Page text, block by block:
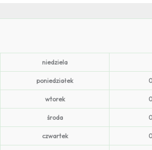
niedziela
poniedziałek
wtorek
środa
czwartek